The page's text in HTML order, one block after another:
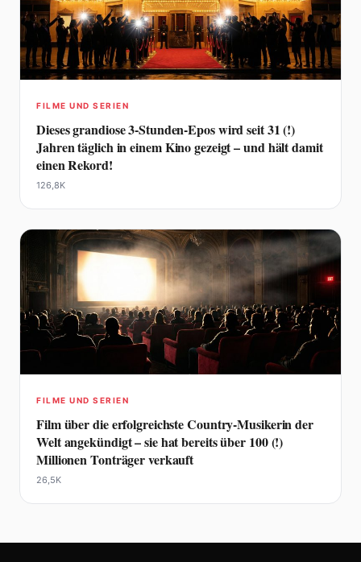
FILME UND SERIEN
Dieses grandiose 3-Stunden-Epos wird seit 31 (!)
Jahren täglich in einem Kino gezeigt – und hält damit
einen Rekord!
126,8K
FILME UND SERIEN
Film über die erfolgreichste Country-Musikerin der
Welt angekündigt – sie hat bereits über 100 (!)
Millionen Tonträger verkauft
26,5K